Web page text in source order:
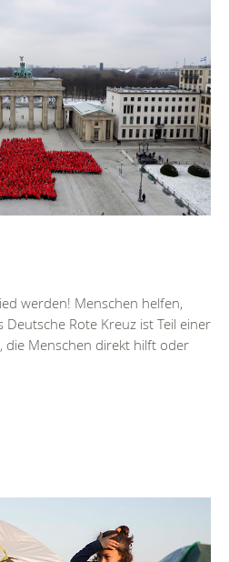
werden! Menschen helfen,
Deutsche Rote Kreuz ist Teil einer
die Menschen direkt hilft oder